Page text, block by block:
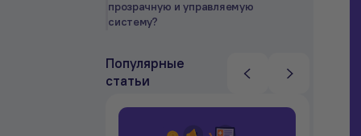
прозрачную и управляемую
систему?
Популярные
статьи